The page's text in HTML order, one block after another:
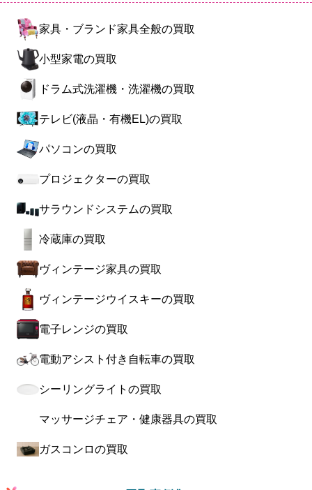
家具・ブランド家具全般の買取
小型家電の買取
ドラム式洗濯機・洗濯機の買取
テレビ(液晶・有機EL)の買取
パソコンの買取
プロジェクターの買取
サラウンドシステムの買取
冷蔵庫の買取
ヴィンテージ家具の買取
ヴィンテージウイスキーの買取
電子レンジの買取
電動アシスト付き自転車の買取
シーリングライトの買取
マッサージチェア・健康器具の買取
ガスコンロの買取